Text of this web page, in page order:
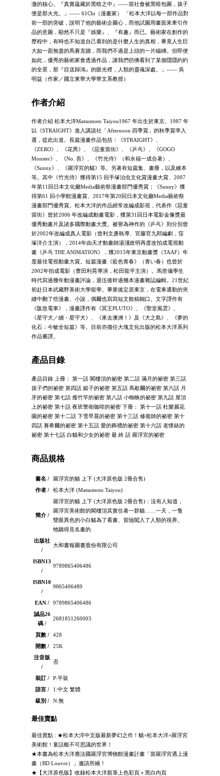
澈的核心。『真實蘊藏於黑暗之中』——當社會被黑暗包圍，孩子
便是那火光。」—— 61Chi（漫畫家） 「松本大洋以每一部作品對
前一部的突破，說明了他的藝術企圖心，而他試圖用畫面來牽引作
品的意圖，顯然不只是『娛樂』、『有趣』而已。藝術家在創作的
歷程中，有時也不知道自己看到的是什麼人生的真相，畢竟人生巨
大如一面無盡的馬賽克牆，而我們不過是上頭的一片磁磚。但即便
如此，優秀的藝術家會透過作品，讓我們彷彿看到了某個隱隱約約
的全景，那『目送歸鴻』的眼光裡，人類的靈魂深處。」—— 吳
明益（作家／國立東華大學華文系教授）
作者介紹
作者介紹 松本大洋Matsumoto Taiyou1967 年出生於東京。1987 年
以《STRAIGHT》進入講談社「Afternoon 四季賞」的秋季賞準入
選，從此出道。長篇漫畫作品包括：《STRAIGHT》、
《ZERO》、《花男》、《惡童當街》、《乒乓》、《GOGO
Monster》、《No. 吾》、《竹光侍》（和永福一成合著）、
《Sunny》、《羅浮宮的貓》等。另著有短篇集、畫冊，以及繪本
等。其中《竹光侍》獲得第15 回手塚治虫文化賞漫畫大賞、2007
年第11回日本文化廳Media藝術祭漫畫部門優秀賞；《Sunny》獲
得第61 回小學館漫畫賞、2017年第20回日本文化廳Media藝術祭
漫畫部門優秀賞。松本大洋的作品經常改編成影視，代表作《惡童
當街》曾於2006 年改編成動畫電影，獲第31回日本電影金像獎最
優秀動畫片及諸多國際動畫大獎。被譽為神作的《乒乓》則分別曾
於2002年改編成真人電影（曾利文彥執導、宮藤官九郎編劇，窪
塚洋介主演），2014年由天才動畫師湯淺政明再度改拍成電視動
畫《乒乓 THE ANIMATION》，獲2015年東京動畫獎（TAAF）年
度最佳電視動畫大賞。短篇漫畫《藍色青春》（青い春）也曾於
2002年拍成電影（豊田利晃導演，松田龍平主演）。馬世儀學生
時代寫過幾年動漫畫評論，退伍後幹過幾本漫畫雜誌編輯。21世紀
初赴日本武藏野美術大學留學。畢業後定居東京，在電車通勤的夾
縫中翻了些漫畫、小說，偶爾也寫寫短文散稿餬口。文字譯作有
《阪急電車》，漫畫譯作有《冥王PLUTO》、《聖堂風雲》、
《星守犬／續・星守犬》、《來去澳洲！》及《犬之島》、《夢的
化石：今敏全短篇》等。目前亦擔任大塊文化出版的松本大洋系列
作品審譯。
產品目錄
產品目錄 上冊： 第一話 閣樓頂的祕密 第二話 滿月的祕密 第三話
孩子們的祕密 第四話 鋸子的祕密 第五話 馬歇爾的祕密 第六話 月
牙的祕密 第七話 瘦竹竿的祕密 第八話 小蜘蛛的祕密 第九話 屋頂
上的祕密 第十話 夜班警衛咖啡的祕密 下冊： 第十一話 杜樂麗花
園的祕密 第十二話 下雪早晨的祕密 第十三話 修復師的祕密 第十
四話 賽希爾的祕密 第十五話 愛的葬禮的祕密 第十六話 老懷錶的
祕密 第十七話 白貓和少女的祕密 最 終 話 羅浮宮的祕密
商品規格
書名 /
羅浮宮的貓 上下 (大洋原色版 2冊合售)
作者 /
松本大洋 (Matsumoto Taiyou)
簡介 /
羅浮宮的貓 上下 (大洋原色版 2冊合售)：沒有人知道，
羅浮宮美術館的閣樓頂其實住著一群貓……一天，一隻
雙眼異色的小白貓為了看畫、冒險闖入了人類的視界。
牠聽得見名畫的
出版社
/
大和書報圖書股份有限公司
ISBN13
/
9789865406486
ISBN10
/
9865406489
EAN /
9789865406486
誠品26
碼 /
2681851260003
頁數 /
428
開數 /
25K
注音版
/
否
裝訂 /
P:平裝
語言 /
1:中文 繁體
級別 /
N:無
最佳賣點
最佳賣點 : ★松本大洋中文版最新夢幻之作！貓×松本大洋×羅浮宮
美術館！童話般不可思議的世界！
★本書為松本大洋應法國羅浮宮博物館漫畫計畫「當羅浮宮遇上漫
畫（BD Louvre）」邀請所繪！
★【大洋原色版】收錄松本大洋親筆上色彩頁＋黑白內頁